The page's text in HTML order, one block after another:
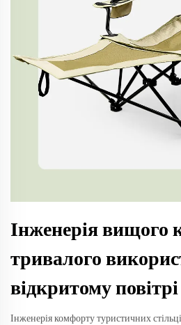
Інженерія вищого
тривалого
відкритому повітрі
Інженерія комфорту туристичних